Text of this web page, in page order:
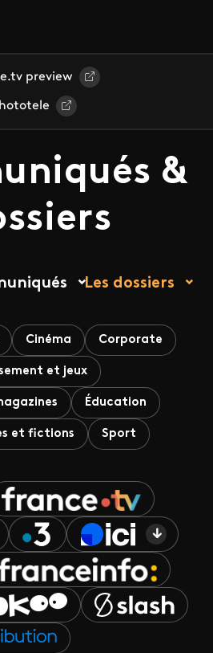
preview
&
Les dossiers
Cinéma Corporate
et jeux
Éducation
et fictions Sport